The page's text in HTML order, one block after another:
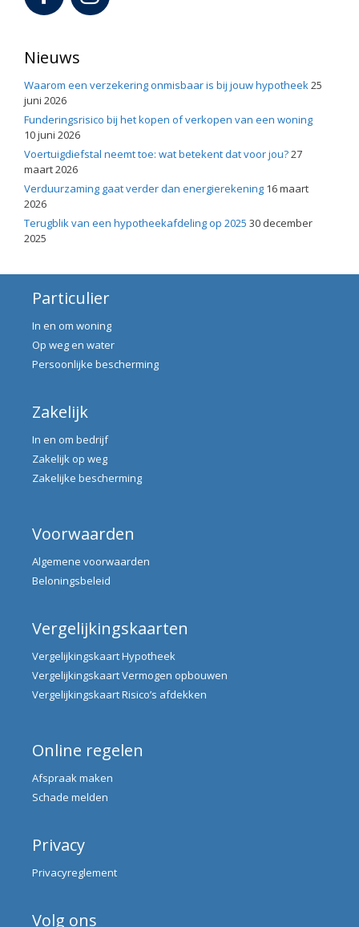
Nieuws
Waarom een verzekering onmisbaar is bij jouw hypotheek25
juni 2026
Funderingsrisico bij het kopen of verkopen van een woning
10 juni 2026
Voertuigdiefstal neemt toe: wat betekent dat voor jou?27
maart 2026
Verduurzaming gaat verder dan energierekening 16 maart
2026
Terugblik van een hypotheekafdeling op 2025 30 december
2025
Particulier
In en om woning
Op weg en water
Persoonlijke bescherming
Zakelijk
In en om bedrijf
Zakelijk op weg
Zakelijke bescherming
Voorwaarden
Algemene voorwaarden
Beloningsbeleid
Vergelijkingskaarten
Vergelijkingskaart Hypotheek
Vergelijkingskaart Vermogen opbouwen
Vergelijkingskaart Risico’s afdekken
Online regelen
Afspraak maken
Schade melden
Privacy
Privacyreglement
Volg ons